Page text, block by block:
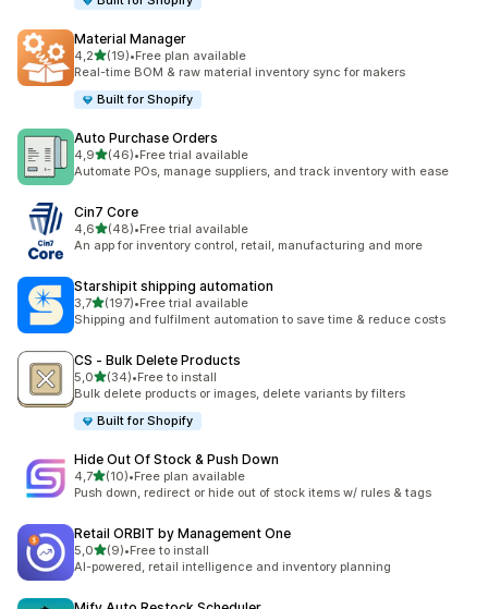
Material Manager
4,25 yıldız üzerinden
(19)
toplam 19 değerlendirme
•Free plan available
Real-time BOM & raw material inventory sync for makers
Built for Shopify
Auto Purchase Orders
4,95 yıldız üzerinden
(46)
toplam 46 değerlendirme
•Free trial available
Automate POs, manage suppliers, and track inventory with ease
Cin7 Core
4,65 yıldız üzerinden
(48)
toplam 48 değerlendirme
•Free trial available
An app for inventory control, retail, manufacturing and more
Starshipit shipping automation
3,75 yıldız üzerinden
(197)
toplam 197 değerlendirme
•Free trial available
Shipping and fulfilment automation to save time & reduce costs
CS ‑ Bulk Delete Products
5,05 yıldız üzerinden
(34)
toplam 34 değerlendirme
•Free to install
Bulk delete products or images, delete variants by filters
Built for Shopify
Hide Out Of Stock & Push Down
4,75 yıldız üzerinden
(10)
toplam 10 değerlendirme
•Free plan available
Push down, redirect or hide out of stock items w/ rules & tags
Retail ORBIT by Management One
5,05 yıldız üzerinden
(9)
toplam 9 değerlendirme
•Free to install
AI-powered, retail intelligence and inventory planning